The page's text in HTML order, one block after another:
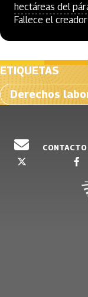
hectáreas del
Fallece el
ETIQUETAS
Derechos
CONTACTO